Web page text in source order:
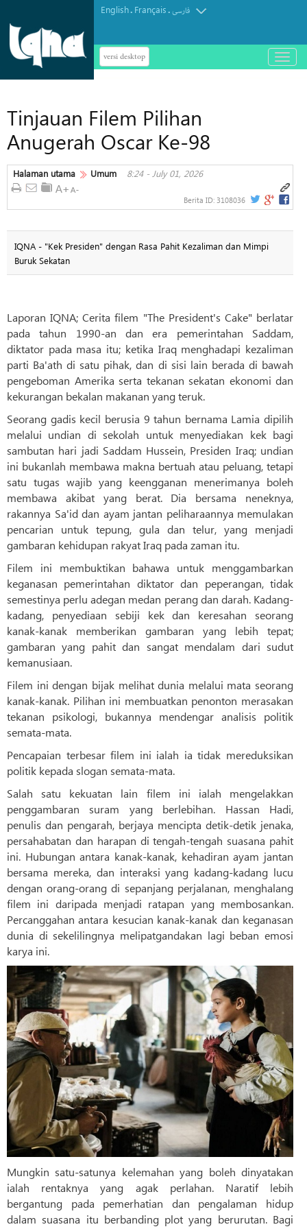
English. Français.فارسی
versi desktop
باز
و
Tinjauan Filem Pilihan
Anugerah Oscar Ke-98
Halaman utama Umum 8:24 - July 01, 2026
Berita ID: 3108036
IQNA - "Kek Presiden" dengan Rasa Pahit Kezaliman dan Mimpi
Buruk Sekatan
Laporan IQNA; Cerita filem "The President's Cake" berlatar
pada tahun 1990-an dan era pemerintahan Saddam,
diktator pada masa itu; ketika Iraq menghadapi kezaliman
parti Ba'ath di satu pihak, dan di sisi lain berada di bawah
pengeboman Amerika serta tekanan sekatan ekonomi dan
kekurangan bekalan makanan yang teruk.
Seorang gadis kecil berusia 9 tahun bernama Lamia dipilih
melalui undian di sekolah untuk menyediakan kek bagi
sambutan hari jadi Saddam Hussein, Presiden Iraq; undian
ini bukanlah membawa makna bertuah atau peluang, tetapi
satu tugas wajib yang keengganan menerimanya boleh
membawa akibat yang berat. Dia bersama neneknya,
rakannya Sa'id dan ayam jantan peliharaannya memulakan
pencarian untuk tepung, gula dan telur, yang menjadi
gambaran kehidupan rakyat Iraq pada zaman itu.
Filem ini membuktikan bahawa untuk menggambarkan
keganasan pemerintahan diktator dan peperangan, tidak
semestinya perlu adegan medan perang dan darah. Kadang-
kadang, penyediaan sebiji kek dan keresahan seorang
kanak-kanak memberikan gambaran yang lebih tepat;
gambaran yang pahit dan sangat mendalam dari sudut
kemanusiaan.
Filem ini dengan bijak melihat dunia melalui mata seorang
kanak-kanak. Pilihan ini membuatkan penonton merasakan
tekanan psikologi, bukannya mendengar analisis politik
semata-mata.
Pencapaian terbesar filem ini ialah ia tidak mereduksikan
politik kepada slogan semata-mata.
Salah satu kekuatan lain filem ini ialah mengelakkan
penggambaran suram yang berlebihan. Hassan Hadi,
penulis dan pengarah, berjaya mencipta detik-detik jenaka,
persahabatan dan harapan di tengah-tengah suasana pahit
ini. Hubungan antara kanak-kanak, kehadiran ayam jantan
bersama mereka, dan interaksi yang kadang-kadang lucu
dengan orang-orang di sepanjang perjalanan, menghalang
filem ini daripada menjadi ratapan yang membosankan.
Percanggahan antara kesucian kanak-kanak dan keganasan
dunia di sekelilingnya melipatgandakan lagi beban emosi
karya ini.
Mungkin satu-satunya kelemahan yang boleh dinyatakan
ialah rentaknya yang agak perlahan. Naratif lebih
bergantung pada pemerhatian dan pengalaman hidup
dalam suasana itu berbanding plot yang berurutan. Bagi